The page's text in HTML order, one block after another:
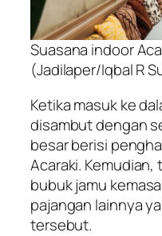
Suasana indoor
(Jadilaper/Iqbal R
Ketika masuk ke
disambut dengan
besar berisi
Acaraki.
bubuk jamu
pajangan lainnya
tersebut.